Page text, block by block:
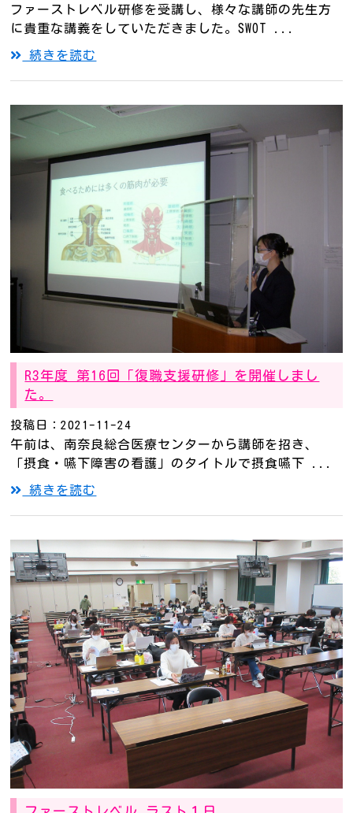
ファーストレベル研修を受講し、様々な講師の先生方
に貴重な講義をしていただきました。SWOT ...
続きを読む
R3年度 第16回「復職支援研修」を開催しまし
た。
投稿日：2021-11-24
午前は、南奈良総合医療センターから講師を招き、
「摂食・嚥下障害の看護」のタイトルで摂食嚥下 ...
続きを読む